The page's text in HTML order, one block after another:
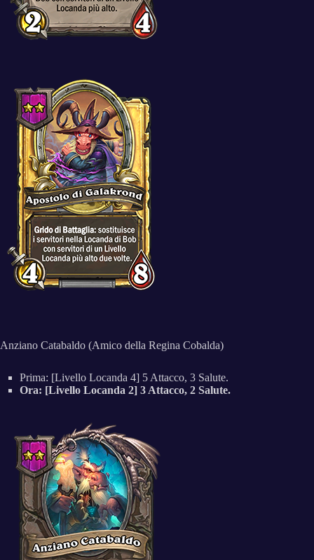
Anziano Catabaldo (Amico della Regina Cobalda)
Prima: [Livello Locanda 4] 5 Attacco, 3 Salute.
Ora: [Livello Locanda 2] 3 Attacco, 2 Salute.